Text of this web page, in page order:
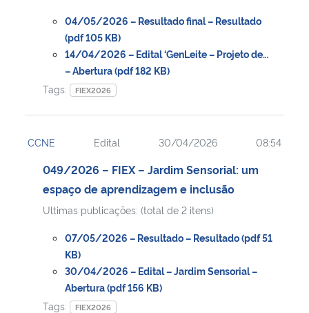
04/05/2026 – Resultado final – Resultado
(pdf 105 KB)
14/04/2026 – Edital ‘GenLeite – Projeto de…
– Abertura (pdf 182 KB)
Tags:
FIEX2026
CCNE Edital 30/04/2026 08:54
049/2026 – FIEX – Jardim Sensorial: um
espaço de aprendizagem e inclusão
Ultimas publicações: (total de 2 itens)
07/05/2026 – Resultado – Resultado (pdf 51
KB)
30/04/2026 – Edital – Jardim Sensorial –
Abertura (pdf 156 KB)
Tags:
FIEX2026